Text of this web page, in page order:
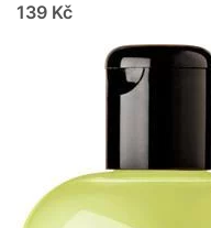
139 Kč